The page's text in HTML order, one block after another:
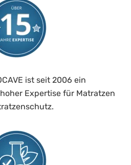
ist seit 2006 ein
Expertise für Matratzen